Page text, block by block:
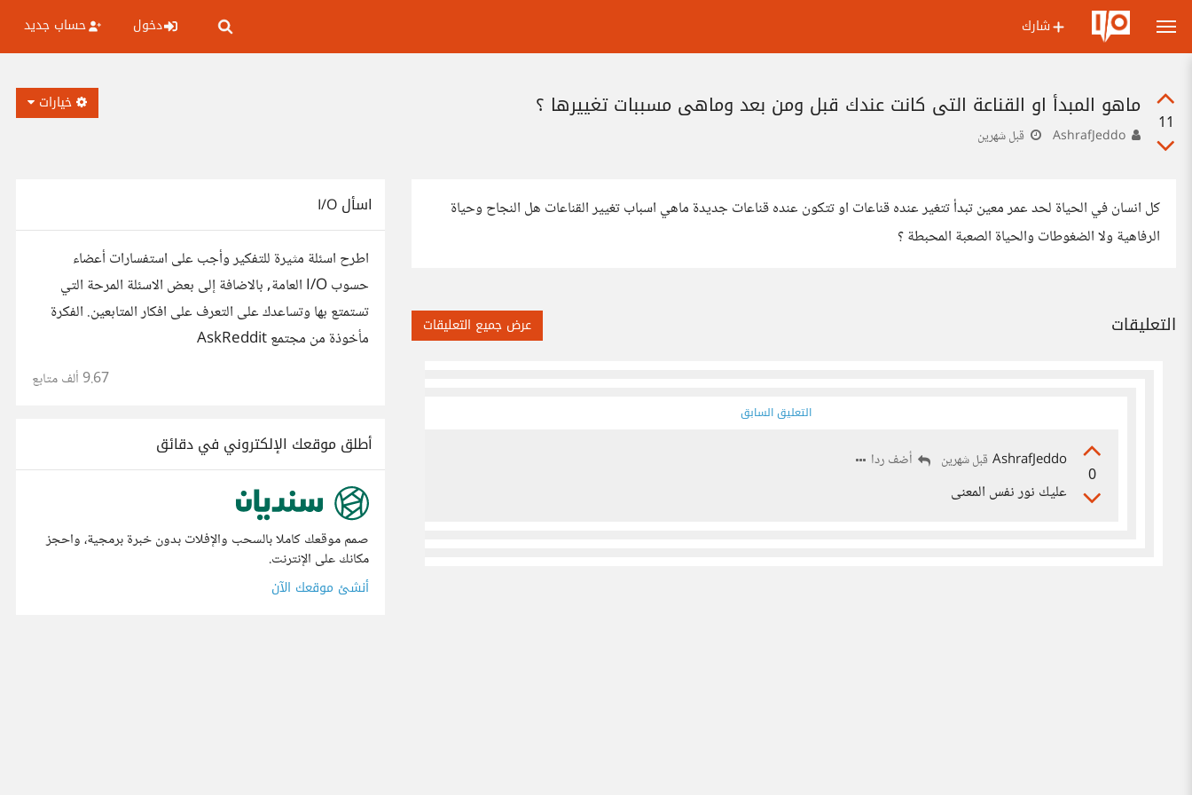
شارك دخول حساب جديد
11
ماهو المبدأ او القناعة التي كانت عندك قبل ومن بعد وماهي مسببات تغييرها ؟
قبل شهرين
خيارات
كل انسان في الحياة لحد عمر معين تبدأ تتغير عنده قناعات او تتكون عنده قناعات جديدة ماهي اسباب تغيير القناعات هل النجاح وحياة
الرفاهية ولا الضغوطات والحياة الصعبة المحبطة ؟
التعليقات عرض جميع التعليقات
التعليق السابق
0
AshrafJeddo قبل شهرين أضف ردا
عليك نور نفس المعنى
اسأل I/O
اطرح اسئلة مثيرة للتفكير وأجب على استفسارات أعضاء
حسوب I/O العامة, بالاضافة إلى بعض الاسئلة المرحة التي
تستمتع بها وتساعدك على التعرف على افكار المتابعين. الفكرة
مأخوذة من مجتمع AskReddit
9.67 ألف متابع
أطلق موقعك الإلكتروني في دقائق
صمم موقعك كاملا بالسحب والإفلات بدون خبرة برمجية، واحجز
مكانك على الإنترنت.
أنشئ موقعك الآن